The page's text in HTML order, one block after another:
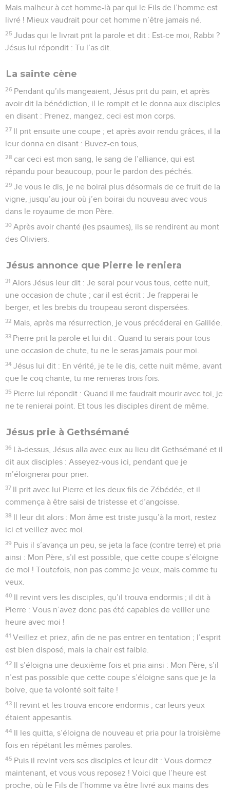
Mais malheur à cet homme-là par qui le Fils de l’homme est
livré ! Mieux vaudrait pour cet homme n’être jamais né.
25 Judas qui le livrait prit la parole et dit : Est-ce moi, Rabbi ?
Jésus lui répondit : Tu l’as dit.
La sainte cène
26 Pendant qu’ils mangeaient, Jésus prit du pain, et après
avoir dit la bénédiction, il le rompit et le donna aux disciples
en disant : Prenez, mangez, ceci est mon corps.
27 Il prit ensuite une coupe ; et après avoir rendu grâces, il la
leur donna en disant : Buvez-en tous,
28 car ceci est mon sang, le sang de l’alliance, qui est
répandu pour beaucoup, pour le pardon des péchés.
29 Je vous le dis, je ne boirai plus désormais de ce fruit de la
vigne, jusqu’au jour où j’en boirai du nouveau avec vous
dans le royaume de mon Père.
30 Après avoir chanté (les psaumes), ils se rendirent au mont
des Oliviers.
Jésus annonce que Pierre le reniera
31 Alors Jésus leur dit : Je serai pour vous tous, cette nuit,
une occasion de chute ; car il est écrit : Je frapperai le
berger, et les brebis du troupeau seront dispersées.
32 Mais, après ma résurrection, je vous précéderai en Galilée.
33 Pierre prit la parole et lui dit : Quand tu serais pour tous
une occasion de chute, tu ne le seras jamais pour moi.
34 Jésus lui dit : En vérité, je te le dis, cette nuit même, avant
que le coq chante, tu me renieras trois fois.
35 Pierre lui répondit : Quand il me faudrait mourir avec toi, je
ne te renierai point. Et tous les disciples dirent de même.
Jésus prie à Gethsémané
36 Là-dessus, Jésus alla avec eux au lieu dit Gethsémané et il
dit aux disciples : Asseyez-vous ici, pendant que je
m’éloignerai pour prier.
37 Il prit avec lui Pierre et les deux fils de Zébédée, et il
commença à être saisi de tristesse et d’angoisse.
38 Il leur dit alors : Mon âme est triste jusqu’à la mort, restez
ici et veillez avec moi.
39 Puis il s’avança un peu, se jeta la face (contre terre) et pria
ainsi : Mon Père, s’il est possible, que cette coupe s’éloigne
de moi ! Toutefois, non pas comme je veux, mais comme tu
veux.
40 Il revint vers les disciples, qu’il trouva endormis ; il dit à
Pierre : Vous n’avez donc pas été capables de veiller une
heure avec moi !
41 Veillez et priez, afin de ne pas entrer en tentation ; l’esprit
est bien disposé, mais la chair est faible.
42 Il s’éloigna une deuxième fois et pria ainsi : Mon Père, s’il
n’est pas possible que cette coupe s’éloigne sans que je la
boive, que ta volonté soit faite !
43 Il revint et les trouva encore endormis ; car leurs yeux
étaient appesantis.
44 Il les quitta, s’éloigna de nouveau et pria pour la troisième
fois en répétant les mêmes paroles.
45 Puis il revint vers ses disciples et leur dit : Vous dormez
maintenant, et vous vous reposez ! Voici que l’heure est
proche, où le Fils de l’homme va être livré aux mains des